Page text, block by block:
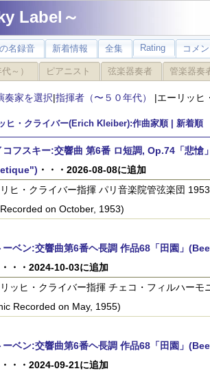
Label～
名録音 新着情報 全集 Rating コメン
～） ピアニスト 弦楽器奏者 管楽器奏
奏家を選択|指揮者（〜５０年代） |エーリッヒ
ヒ・クライバー(Erich Kleiber):作曲家順 | 新着順
コフスキー:交響曲 第6番 ロ短調, Op.74「悲
・・・2026-08-08に追加
ヒ・クライバー指揮 パリ音楽院管弦楽団
on October, 1953)
ーベン:交響曲第6番ヘ長調 作品68「田園」
・・・2024-10-03に追加
ッヒ・クライバー指揮 チェコ・フィルハー
Recorded on May, 1955)
ーベン:交響曲第6番ヘ長調 作品68「田園」
・・・2024-09-21に追加